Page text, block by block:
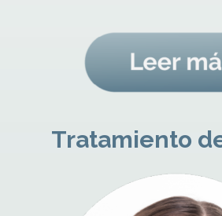
Tratamiento